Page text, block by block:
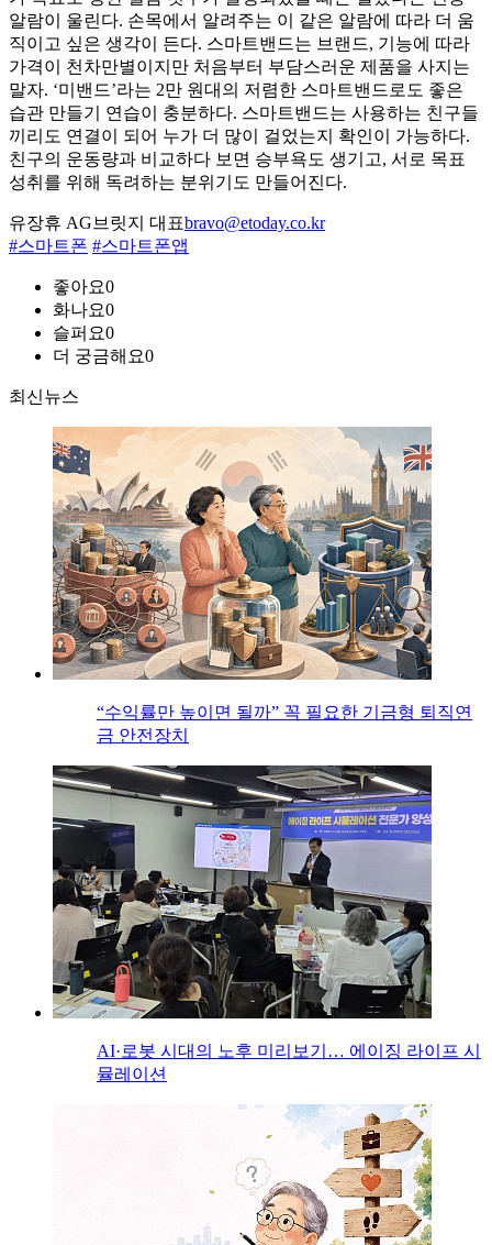
알람이 울린다. 손목에서 알려주는 이 같은 알람에 따라 더 움
직이고 싶은 생각이 든다. 스마트밴드는 브랜드, 기능에 따라
가격이 천차만별이지만 처음부터 부담스러운 제품을 사지는
말자. ‘미밴드’라는 2만 원대의 저렴한 스마트밴드로도 좋은
습관 만들기 연습이 충분하다. 스마트밴드는 사용하는 친구들
끼리도 연결이 되어 누가 더 많이 걸었는지 확인이 가능하다.
친구의 운동량과 비교하다 보면 승부욕도 생기고, 서로 목표
성취를 위해 독려하는 분위기도 만들어진다.
유장휴 AG브릿지 대표bravo@etoday.co.kr
#스마트폰 #스마트폰앱
좋아요0
화나요0
슬퍼요0
더 궁금해요0
최신뉴스
“수익률만 높이면 될까” 꼭 필요한 기금형 퇴직연
금 안전장치
AI·로봇 시대의 노후 미리보기… 에이징 라이프 시
뮬레이션